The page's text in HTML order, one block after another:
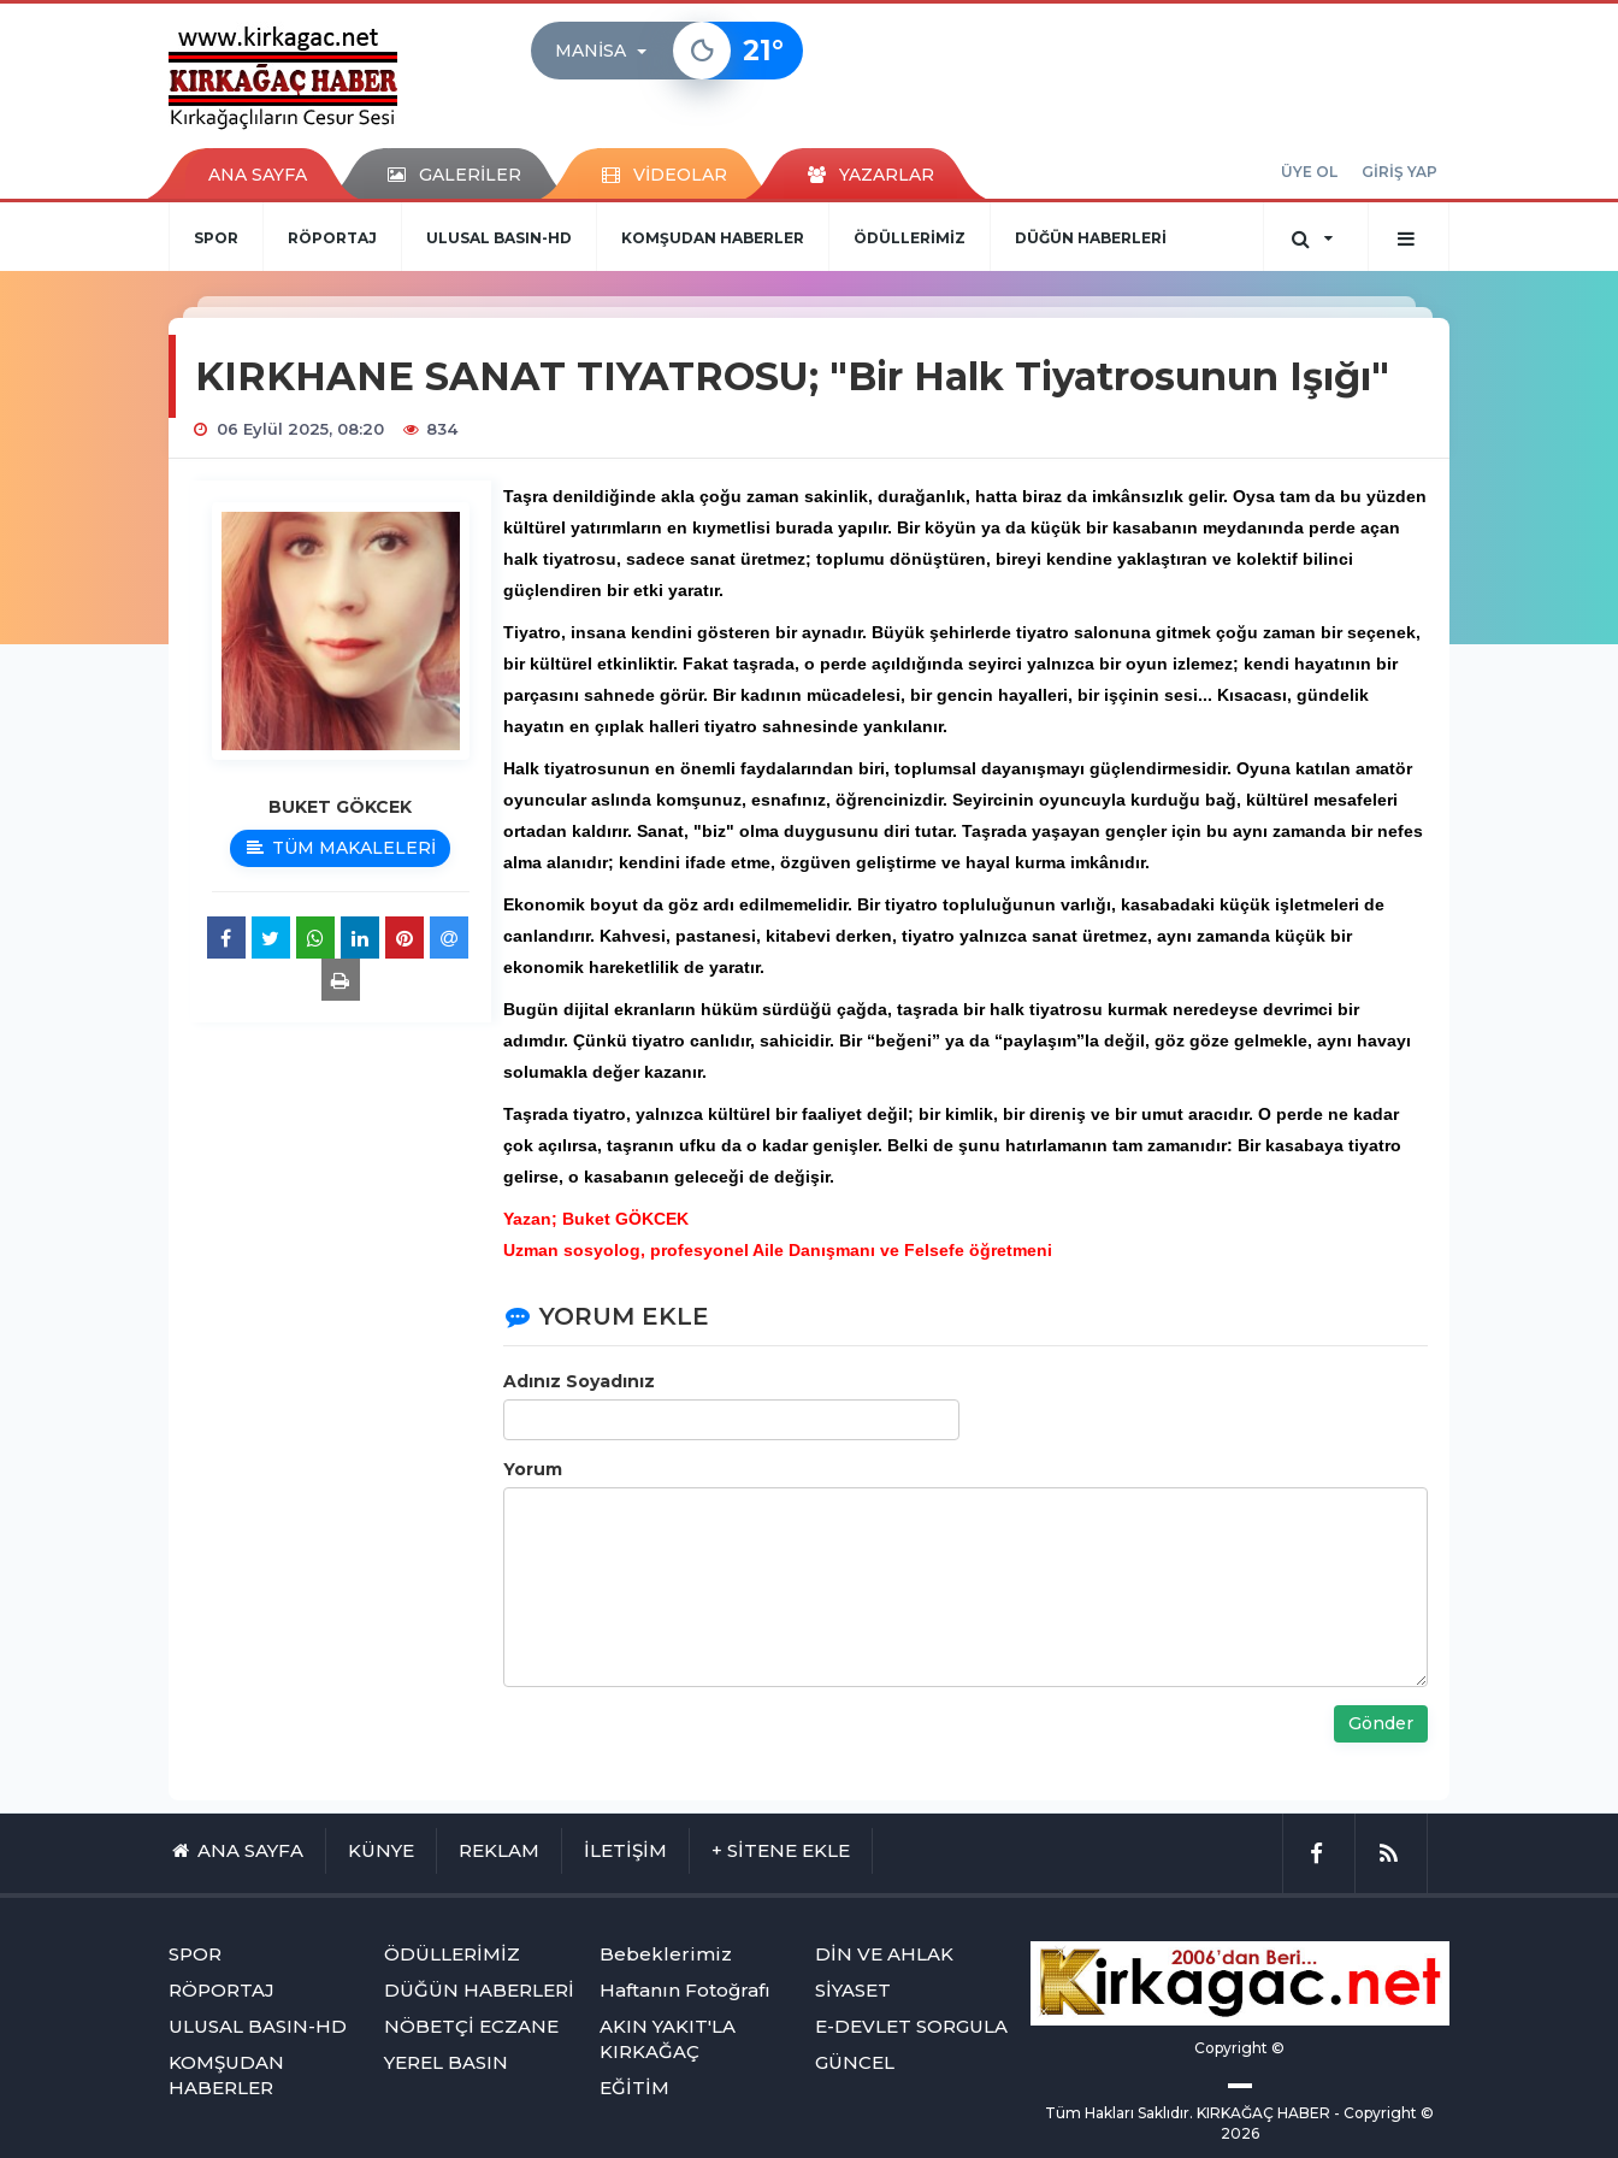
MANISA 21°
ANA SAYFA GALERİLER VİDEOLAR YAZARLAR ÜYE OL GİRİŞ YAP
SPOR RÖPORTAJ ULUSAL BASIN-HD KOMŞUDAN HABERLER ÖDÜLLERİMİZ DÜĞÜN HABERLERİ
KIRKHANE SANAT TIYATROSU; "Bir Halk Tiyatrosunun Işığı"
06 Eylül 2025, 08:20 834
BUKET GÖKCEK
TÜM MAKALELERİ
Taşra denildiğinde akla çoğu zaman sakinlik, durağanlık, hatta biraz da imkânsızlık gelir. Oysa tam da bu yüzden
kültürel yatırımların en kıymetlisi burada yapılır. Bir köyün ya da küçük bir kasabanın meydanında perde açan
halk tiyatrosu, sadece sanat üretmez; toplumu dönüştüren, bireyi kendine yaklaştıran ve kolektif bilinci
güçlendiren bir etki yaratır.
Tiyatro, insana kendini gösteren bir aynadır. Büyük şehirlerde tiyatro salonuna gitmek çoğu zaman bir seçenek,
bir kültürel etkinliktir. Fakat taşrada, o perde açıldığında seyirci yalnızca bir oyun izlemez; kendi hayatının bir
parçasını sahnede görür. Bir kadının mücadelesi, bir gencin hayalleri, bir işçinin sesi... Kısacası, gündelik
hayatın en çıplak halleri tiyatro sahnesinde yankılanır.
Halk tiyatrosunun en önemli faydalarından biri, toplumsal dayanışmayı güçlendirmesidir. Oyuna katılan amatör
oyuncular aslında komşunuz, esnafınız, öğrencinizdir. Seyircinin oyuncuyla kurduğu bağ, kültürel mesafeleri
ortadan kaldırır. Sanat, "biz" olma duygusunu diri tutar. Taşrada yaşayan gençler için bu aynı zamanda bir nefes
alma alanıdır; kendini ifade etme, özgüven geliştirme ve hayal kurma imkânıdır.
Ekonomik boyut da göz ardı edilmemelidir. Bir tiyatro topluluğunun varlığı, kasabadaki küçük işletmeleri de
canlandırır. Kahvesi, pastanesi, kitabevi derken, tiyatro yalnızca sanat üretmez, aynı zamanda küçük bir
ekonomik hareketlilik de yaratır.
Bugün dijital ekranların hüküm sürdüğü çağda, taşrada bir halk tiyatrosu kurmak neredeyse devrimci bir
adımdır. Çünkü tiyatro canlıdır, sahicidir. Bir “beğeni” ya da “paylaşım”la değil, göz göze gelmekle, aynı havayı
solumakla değer kazanır.
Taşrada tiyatro, yalnızca kültürel bir faaliyet değil; bir kimlik, bir direniş ve bir umut aracıdır. O perde ne kadar
çok açılırsa, taşranın ufku da o kadar genişler. Belki de şunu hatırlamanın tam zamanıdır: Bir kasabaya tiyatro
gelirse, o kasabanın geleceği de değişir.
Yazan; Buket GÖKCEK
Uzman sosyolog, profesyonel Aile Danışmanı ve Felsefe öğretmeni
YORUM EKLE
Adınız Soyadınız
Yorum
Gönder
ANA SAYFA KÜNYE REKLAM İLETİŞİM + SİTENE EKLE
SPOR
RÖPORTAJ
ULUSAL BASIN-HD
KOMŞUDAN
HABERLER
ÖDÜLLERİMİZ
DÜĞÜN HABERLERİ
NÖBETÇİ ECZANE
YEREL BASIN
Bebeklerimiz
Haftanın Fotoğrafı
AKIN YAKIT'LA
KIRKAĞAÇ
EĞİTİM
DİN VE AHLAK
SİYASET
E-DEVLET SORGULA
GÜNCEL
Copyright ©
Tüm Hakları Saklıdır. KIRKAĞAÇ HABER - Copyright ©
2026